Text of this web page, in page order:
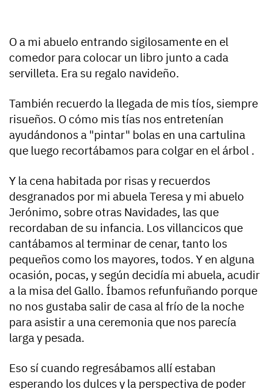
O a mi abuelo entrando sigilosamente en el
comedor para colocar un libro junto a cada
servilleta. Era su regalo navideño.
También recuerdo la llegada de mis tíos, siempre
risueños. O cómo mis tías nos entretenían
ayudándonos a "pintar" bolas en una cartulina
que luego recortábamos para colgar en el árbol .
Y la cena habitada por risas y recuerdos
desgranados por mi abuela Teresa y mi abuelo
Jerónimo, sobre otras Navidades, las que
recordaban de su infancia. Los villancicos que
cantábamos al terminar de cenar, tanto los
pequeños como los mayores, todos. Y en alguna
ocasión, pocas, y según decidía mi abuela, acudir
a la misa del Gallo. Íbamos refunfuñando porque
no nos gustaba salir de casa al frío de la noche
para asistir a una ceremonia que nos parecía
larga y pesada.
Eso sí cuando regresábamos allí estaban
esperando los dulces y la perspectiva de poder